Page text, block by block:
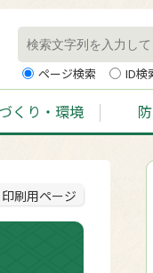
ページ検索 ID検
くり・環境
印刷用ページ